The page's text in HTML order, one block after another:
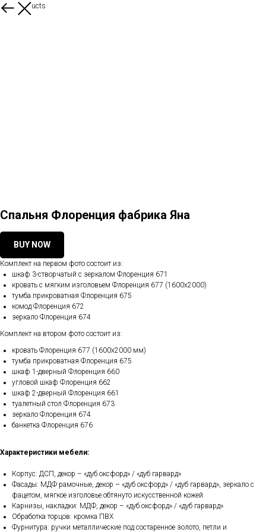
More products
Спальня Флоренция фабрика Яна
BUY NOW
Комплект на первом фото состоит из:
шкаф 3-створчатый с зеркалом Флоренция 671
кровать с мягким изголовьем Флоренция 677 (1600х2000)
тумба прикроватная Флоренция 675
комод Флоренция 672
зеркало Флоренция 674
Комплект на втором фото состоит из:
кровать Флоренция 677 (1600х2000 мм)
тумба прикроватная Флоренция 675
шкаф 1-дверный Флоренция 660
угловой шкаф Флоренция 662
шкаф 2-дверный Флоренция 661
туалетный стол Флоренция 673
зеркало Флоренция 674
банкетка Флоренция 676
Характеристики мебели:
Корпус: ДСП, декор – «дуб оксфорд» / «дуб гарвард»
Фасады: МДФ рамочные, декор – «дуб оксфорд» / «дуб гарвард», зеркало с
фацетом, мягкое изголовье обтянуто искусственной кожей
Карнизы, накладки: МДФ, декор – «дуб оксфорд» / «дуб гарвард»
Обработка торцов: кромка ПВХ
Фурнитура: ручки металлические под состаренное золото, петли и